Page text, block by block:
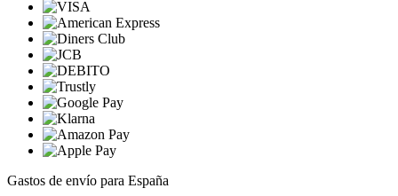
Gastos de envío para España